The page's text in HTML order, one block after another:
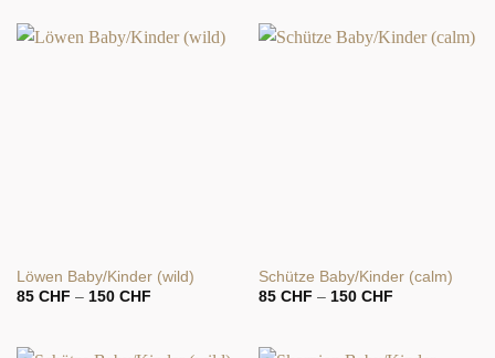
Löwen Baby/Kinder (wild)
85 CHF – 150 CHFPreisspanne:
Schütze Baby/Kinder (calm)
85 CHF – 150 CHFPreisspanne: